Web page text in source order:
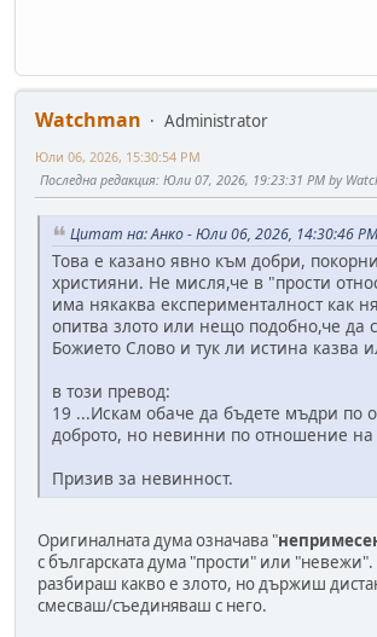
Watchman
Administrator
Юли 06, 2026, 15:30:54 PM
Последна редакция: Юли 07, 2026, 19:23:31 PM by
Цитат на: Анко - Юли 06, 2026, 14:30:46 PM
Това е казано явно към добри,
християни. Не мисля,че в "прости
има някаква експерименталност как
опитва злото или нещо подобно,че да
Божието Слово и тук ли истина казва
в този превод:
19 ...Искам обаче да бъдете мъдри по
доброто, но невинни по отношение на
Призив за невинност.
Оригиналната дума означава "
с българската дума "прости" или
разбираш какво е злото, но държиш
смесваш/съединяваш с него.